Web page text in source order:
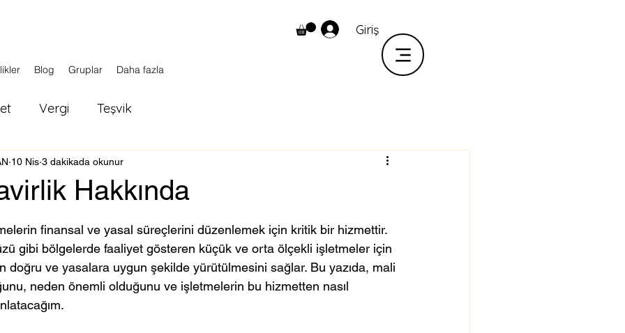
Giriş
Blog Gruplar Daha fazla
Vergi Teşvik
Hakkında
10 Nis 3 dakikada okunur
finansal ve yasal süreçlerini düzenlemek için kritik bir hizmettir.
gibi bölgelerde faaliyet gösteren küçük ve orta ölçekli işletmeler için
doğru ve yasalara uygun şekilde yürütülmesini sağlar. Bu yazıda, mali
neden önemli olduğunu ve işletmelerin bu hizmetten nasıl